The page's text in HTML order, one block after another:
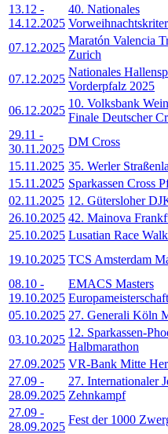
13.12 -
14.12.2025
40. Nationales
07.12.2025
Maratón Valencia
Zurich
07.12.2025
Nationales
Vorderpfalz 2025
06.12.2025
10. Volksbank
Finale Deutscher
29.11 -
30.11.2025
DM Cross
15.11.2025 35. Werler
15.11.2025 Sparkassen Cross
02.11.2025 12. Gütersloher
26.10.2025 42. Mainova
25.10.2025 Lusatian Race
19.10.2025 TCS Amsterdam
08.10 -
19.10.2025
EMACS Masters
05.10.2025 27. Generali Köln
03.10.2025
12. Sparkassen-
Halbmarathon
27.09.2025 VR-Bank Mitte
27.09 -
28.09.2025
27. Internationaler
Zehnkampf
27.09 -
28.09.2025
Fest der 1000